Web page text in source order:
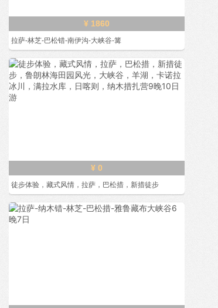
¥ 1860
拉萨-林芝-巴松错-南伊沟-大峡谷-篝
¥ 0
徒步体验，藏式风情，拉萨，巴松措，新措徒步